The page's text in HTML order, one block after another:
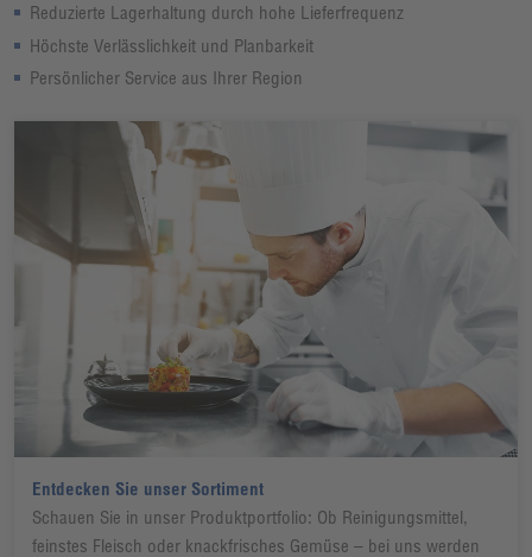
Reduzierte Lagerhaltung durch hohe Lieferfrequenz
Höchste Verlässlichkeit und Planbarkeit
Persönlicher Service aus Ihrer Region
Entdecken Sie unser Sortiment
Schauen Sie in unser Produktportfolio: Ob Reinigungsmittel,
feinstes Fleisch oder knackfrisches Gemüse – bei uns werden